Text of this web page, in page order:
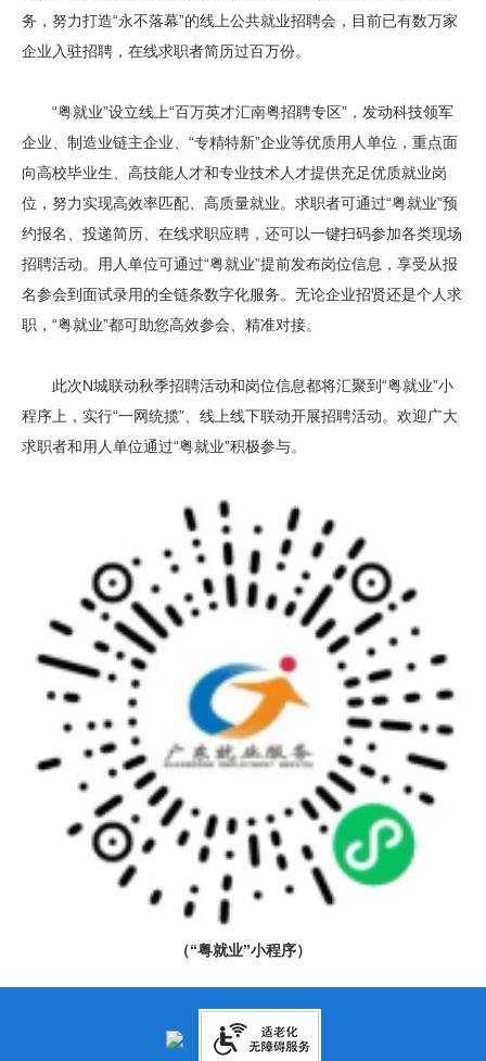
务，努力打造“永不落幕”的线上公共就业招聘会，目前已有数万家
企业入驻招聘，在线求职者简历过百万份。
“粤就业”设立线上“百万英才汇南粤招聘专区”，发动科技领军
企业、制造业链主企业、“专精特新”企业等优质用人单位，重点面
向高校毕业生、高技能人才和专业技术人才提供充足优质就业岗
位，努力实现高效率匹配、高质量就业。求职者可通过“粤就业”预
约报名、投递简历、在线求职应聘，还可以一键扫码参加各类现场
招聘活动。用人单位可通过“粤就业”提前发布岗位信息，享受从报
名参会到面试录用的全链条数字化服务。无论企业招贤还是个人求
职，“粤就业”都可助您高效参会、精准对接。
此次N城联动秋季招聘活动和岗位信息都将汇聚到“粤就业”小
程序上，实行“一网统揽”、线上线下联动开展招聘活动。欢迎广大
求职者和用人单位通过“粤就业”积极参与。
（“粤就业”小程序）